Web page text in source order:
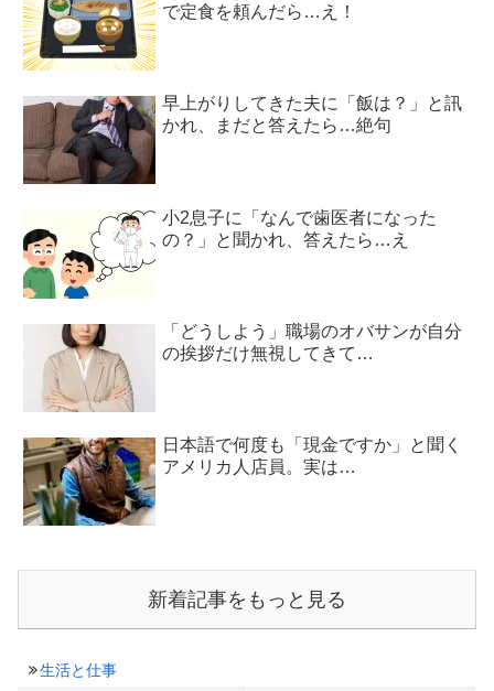
で定食を頼んだら…え！
早上がりしてきた夫に「飯は？」と訊
かれ、まだと答えたら…絶句
小2息子に「なんで歯医者になった
の？」と聞かれ、答えたら…え
「どうしよう」職場のオバサンが自分
の挨拶だけ無視してきて…
日本語で何度も「現金ですか」と聞く
アメリカ人店員。実は…
新着記事をもっと見る
生活と仕事